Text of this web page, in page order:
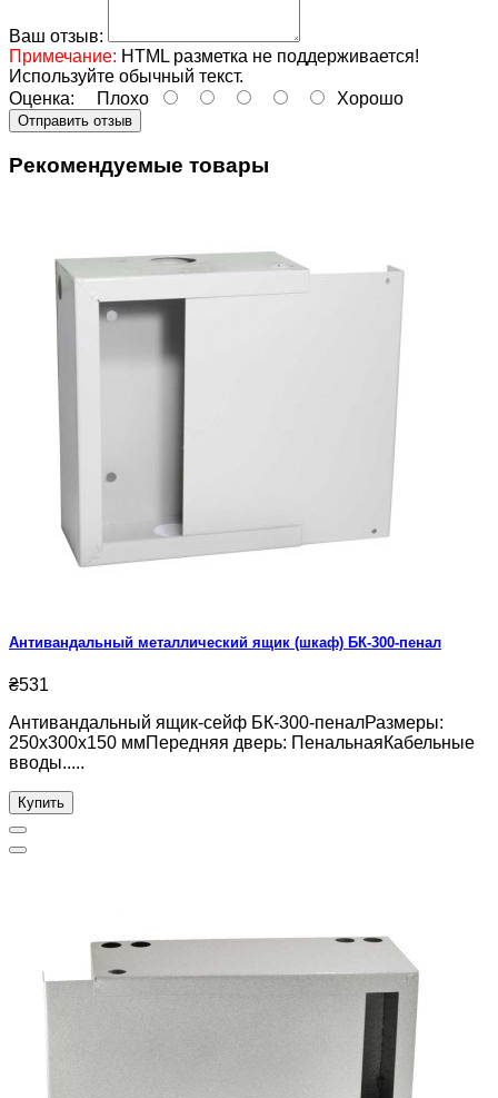
Ваш отзыв:
Примечание: HTML разметка не поддерживается!
Используйте обычный текст.
Оценка: Плохо Хорошо
Отправить отзыв
Рекомендуемые товары
Антивандальный металлический ящик (шкаф) БК-300-пенал
₴531
Антивандальный ящик-сейф БК-300-пеналРазмеры:
250х300х150 ммПередняя дверь: ПенальнаяКабельные
вводы.....
Купить